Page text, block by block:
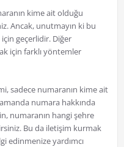
kime ait olduğu
Ancak, unutmayın ki bu
geçerlidir. Diğer
için farklı yöntemler
sadece numaranın kime ait
numara hakkında
numaranın hangi şehre
Bu da iletişim kurmak
edinmenize yardımcı